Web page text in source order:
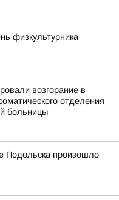
физкультурника
возгорание в
отделения
больницы
Подольска произошло